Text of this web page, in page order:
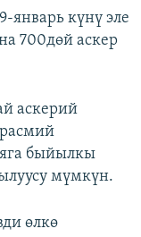
январь күнү эле
700дөй аскер
аскерий
быйылкы
мүмкүн.
өлкө